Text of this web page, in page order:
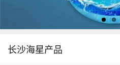
长沙海星产品